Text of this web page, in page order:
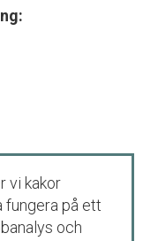
vi kakor
fungera på ett
och